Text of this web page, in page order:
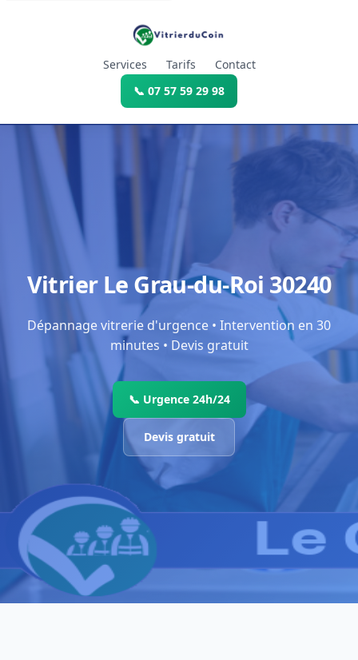
Services Tarifs
Contact
📞 07 57 59 29 98
Vitrier Le Grau-du-Roi 30240
Dépannage vitrerie d'urgence • Intervention en 30
minutes • Devis gratuit
📞 Urgence 24h/24
Devis gratuit